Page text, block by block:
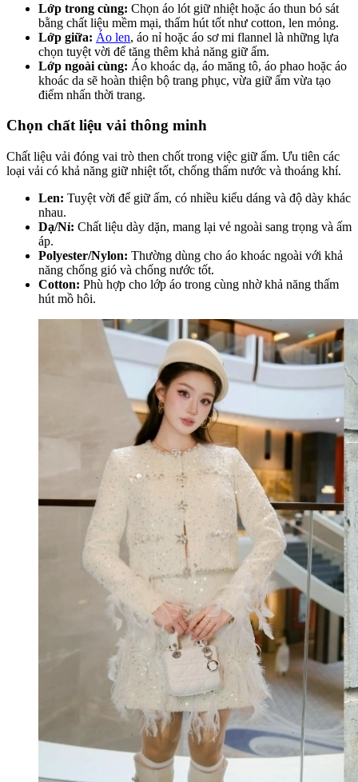
Lớp trong cùng: Chọn áo lót giữ nhiệt hoặc áo thun bó sát
bằng chất liệu mềm mại, thấm hút tốt như cotton, len mỏng.
Lớp giữa: Áo len, áo nỉ hoặc áo sơ mi flannel là những lựa
chọn tuyệt vời để tăng thêm khả năng giữ ấm.
Lớp ngoài cùng: Áo khoác dạ, áo măng tô, áo phao hoặc áo
khoác da sẽ hoàn thiện bộ trang phục, vừa giữ ấm vừa tạo
điểm nhấn thời trang.
Chọn chất liệu vải thông minh
Chất liệu vải đóng vai trò then chốt trong việc giữ ấm. Ưu tiên các
loại vải có khả năng giữ nhiệt tốt, chống thấm nước và thoáng khí.
Len: Tuyệt vời để giữ ấm, có nhiều kiểu dáng và độ dày khác
nhau.
Dạ/Nỉ: Chất liệu dày dặn, mang lại vẻ ngoài sang trọng và ấm
áp.
Polyester/Nylon: Thường dùng cho áo khoác ngoài với khả
năng chống gió và chống nước tốt.
Cotton: Phù hợp cho lớp áo trong cùng nhờ khả năng thấm
hút mồ hôi.